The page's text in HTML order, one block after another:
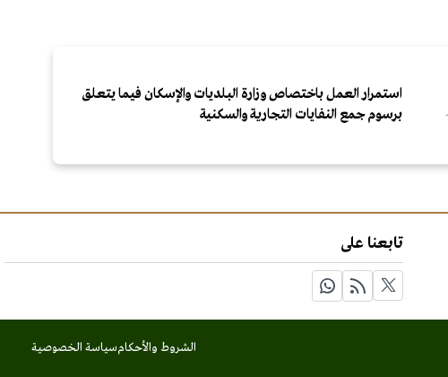
استمرار العمل باختصاص وزارة البلديات والإسكان فيما يتعلق
برسوم جمع النفايات التجارية والسكنية
تابعنا على
الشروط والأحكامسياسة الخصوصية